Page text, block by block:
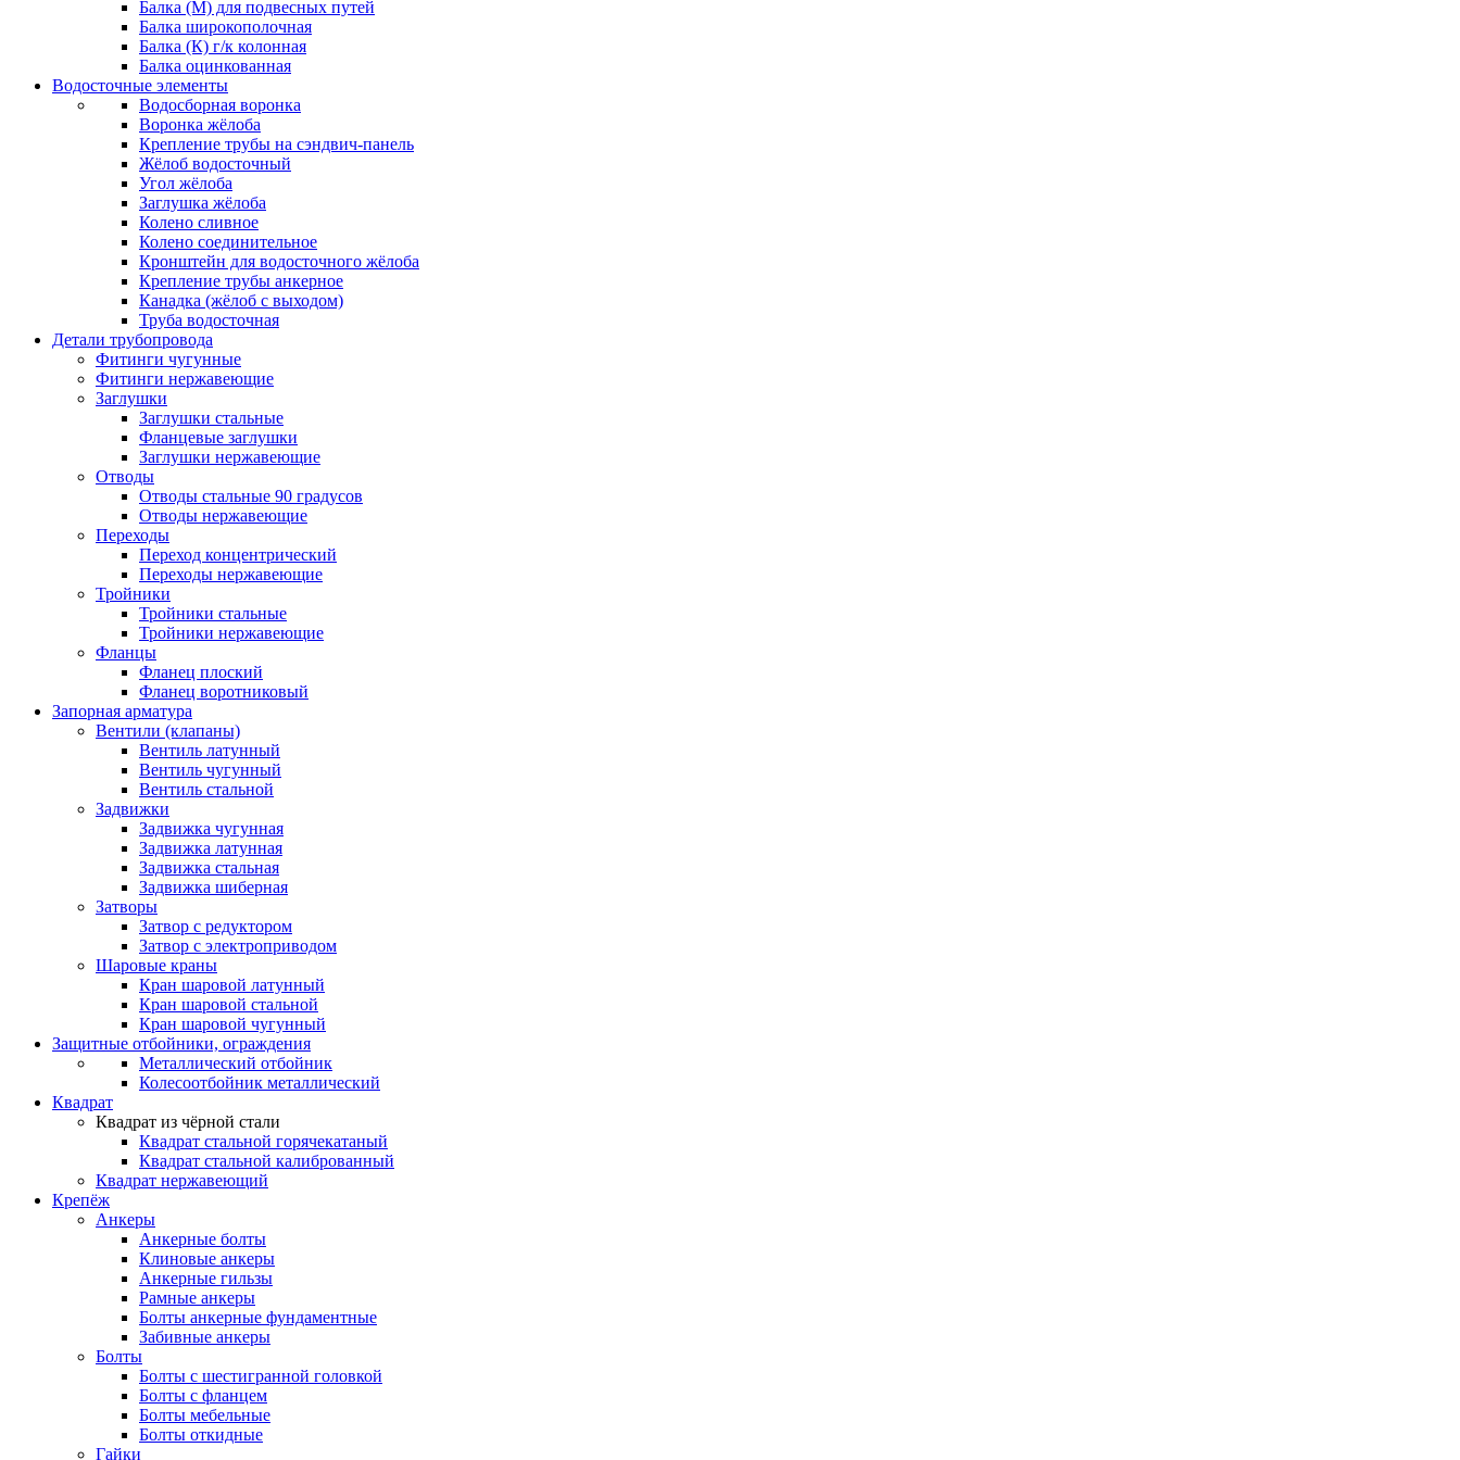
Балка (М) для подвесных путей
Балка широкополочная
Балка (К) г/к колонная
Балка оцинкованная
Водосточные элементы
Водосборная воронка
Воронка жёлоба
Крепление трубы на сэндвич-панель
Жёлоб водосточный
Угол жёлоба
Заглушка жёлоба
Колено сливное
Колено соединительное
Кронштейн для водосточного жёлоба
Крепление трубы анкерное
Канадка (жёлоб с выходом)
Труба водосточная
Детали трубопровода
Фитинги чугунные
Фитинги нержавеющие
Заглушки
Заглушки стальные
Фланцевые заглушки
Заглушки нержавеющие
Отводы
Отводы стальные 90 градусов
Отводы нержавеющие
Переходы
Переход концентрический
Переходы нержавеющие
Тройники
Тройники стальные
Тройники нержавеющие
Фланцы
Фланец плоский
Фланец воротниковый
Запорная арматура
Вентили (клапаны)
Вентиль латунный
Вентиль чугунный
Вентиль стальной
Задвижки
Задвижка чугунная
Задвижка латунная
Задвижка стальная
Задвижка шиберная
Затворы
Затвор с редуктором
Затвор с электроприводом
Шаровые краны
Кран шаровой латунный
Кран шаровой стальной
Кран шаровой чугунный
Защитные отбойники, ограждения
Металлический отбойник
Колесоотбойник металлический
Квадрат
Квадрат из чёрной стали
Квадрат стальной горячекатаный
Квадрат стальной калиброванный
Квадрат нержавеющий
Крепёж
Анкеры
Анкерные болты
Клиновые анкеры
Анкерные гильзы
Рамные анкеры
Болты анкерные фундаментные
Забивные анкеры
Болты
Болты с шестигранной головкой
Болты с фланцем
Болты мебельные
Болты откидные
Гайки